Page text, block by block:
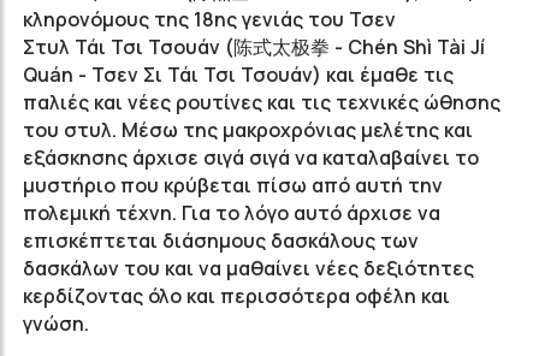
κληρονόμους της 18ης γενιάς του Τσεν
Στυλ Τάι Τσι Τσουάν (陈式太极拳 - Chén Shì Tài Jí
Quán - Τσεν Σι Τάι Τσι Τσουάν) και έμαθε τις
παλιές και νέες ρουτίνες και τις τεχνικές ώθησης
του στυλ. Μέσω της μακροχρόνιας μελέτης και
εξάσκησης άρχισε σιγά σιγά να καταλαβαίνει το
μυστήριο που κρύβεται πίσω από αυτή την
πολεμική τέχνη. Για το λόγο αυτό άρχισε να
επισκέπτεται διάσημους δασκάλους των
δασκάλων του και να μαθαίνει νέες δεξιότητες
κερδίζοντας όλο και περισσότερα οφέλη και
γνώση.